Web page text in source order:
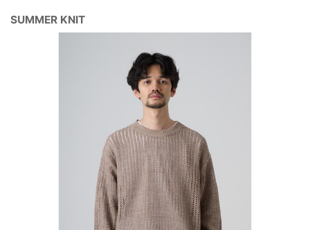
SUMMER KNIT